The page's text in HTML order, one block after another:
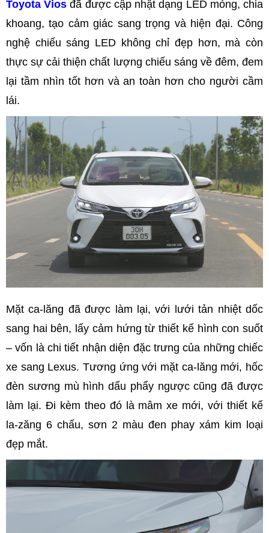
Toyota Vios đã được cập nhật dạng LED mỏng, chia
khoang, tạo cảm giác sang trọng và hiện đại. Công
nghệ chiếu sáng LED không chỉ đẹp hơn, mà còn
thực sự cải thiện chất lượng chiếu sáng về đêm, đem
lại tầm nhìn tốt hơn và an toàn hơn cho người cầm
lái.
Mặt ca-lăng đã được làm lại, với lưới tản nhiệt dốc
sang hai bên, lấy cảm hứng từ thiết kế hình con suốt
– vốn là chi tiết nhận diện đặc trưng của những chiếc
xe sang Lexus. Tương ứng với mặt ca-lăng mới, hốc
đèn sương mù hình dấu phẩy ngược cũng đã được
làm lại. Đi kèm theo đó là mâm xe mới, với thiết kế
la-zăng 6 chấu, sơn 2 màu đen phay xám kim loại
đẹp mắt.